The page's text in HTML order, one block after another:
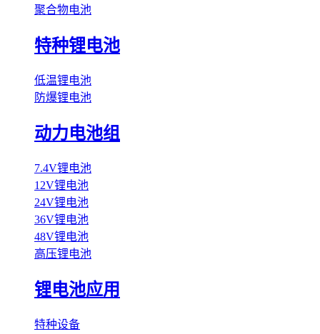
聚合物电池
特种锂电池
低温锂电池
防爆锂电池
动力电池组
7.4V锂电池
12V锂电池
24V锂电池
36V锂电池
48V锂电池
高压锂电池
锂电池应用
特种设备